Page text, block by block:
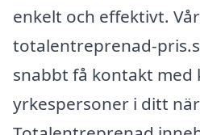
enkelt och effektivt.
totalentreprenad-
snabbt få kontakt med
yrkespersoner i ditt